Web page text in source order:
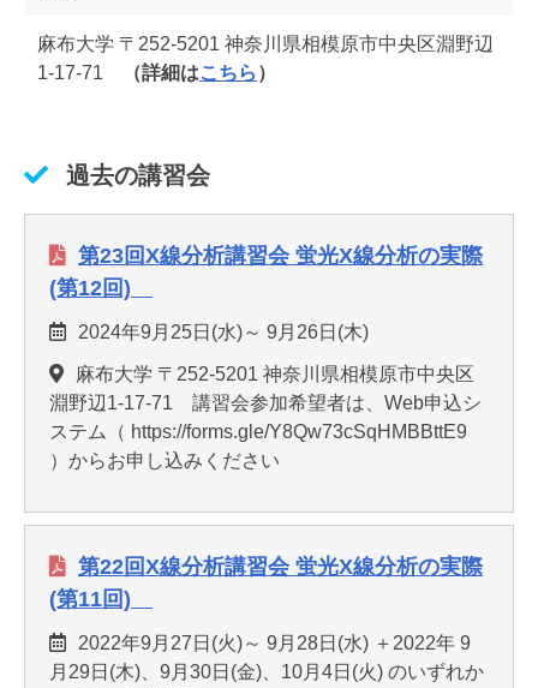
麻布大学 〒252-5201 神奈川県相模原市中央区淵野辺
1-17-71
（詳細はこちら ）
過去の講習会
第23回X線分析講習会 蛍光X線分析の実際
(第12回)
2024年9月25日(水)～ 9月26日(木)
麻布大学 〒252-5201 神奈川県相模原市中央区
淵野辺1-17-71 講習会参加希望者は、Web申込シ
ステム（ https://forms.gle/Y8Qw73cSqHMBBttE9
）からお申し込みください
第22回X線分析講習会 蛍光X線分析の実際
(第11回)
2022年9月27日(火)～ 9月28日(水) ＋2022年 9
月29日(木)、9月30日(金)、10月4日(火) のいずれか